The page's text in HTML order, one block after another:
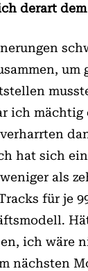
derart
um
ich
hat sich
als
für je
ich
nächsten